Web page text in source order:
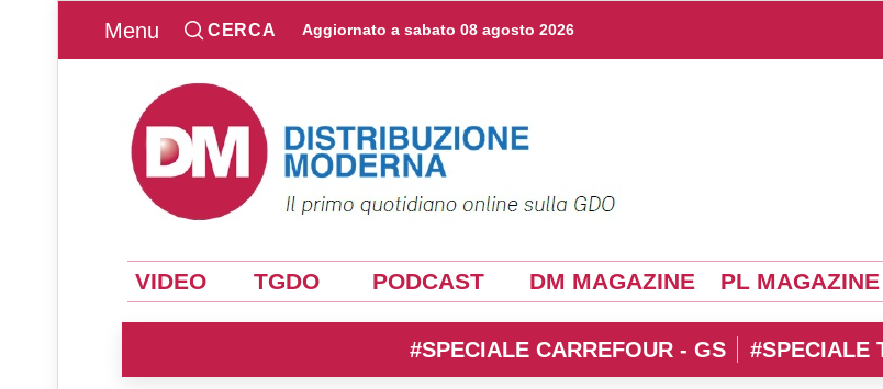
Menu CERCA Aggiornato a sabato 08 agosto 2026
VIDEO TGDO PODCAST DM MAGAZINE PL MAGAZINE
#SPECIALE CARREFOUR - GS #SPECIALE